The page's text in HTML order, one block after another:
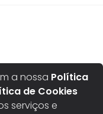
a nossa Política
de Cookies
serviços e